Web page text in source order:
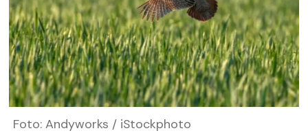
Foto: Andyworks / iStockphoto